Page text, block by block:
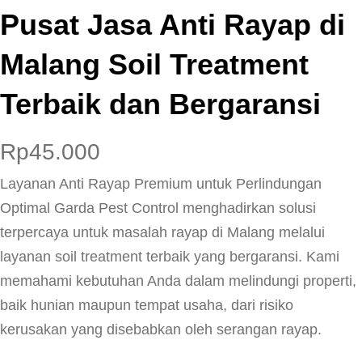
Pusat Jasa Anti Rayap di
Malang Soil Treatment
Terbaik dan Bergaransi
Rp45.000
Layanan Anti Rayap Premium untuk Perlindungan
Optimal Garda Pest Control menghadirkan solusi
terpercaya untuk masalah rayap di Malang melalui
layanan soil treatment terbaik yang bergaransi. Kami
memahami kebutuhan Anda dalam melindungi properti,
baik hunian maupun tempat usaha, dari risiko
kerusakan yang disebabkan oleh serangan rayap.